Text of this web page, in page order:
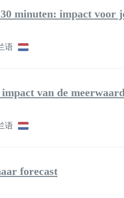
minuten: impact voor
语
van de
语
forecast